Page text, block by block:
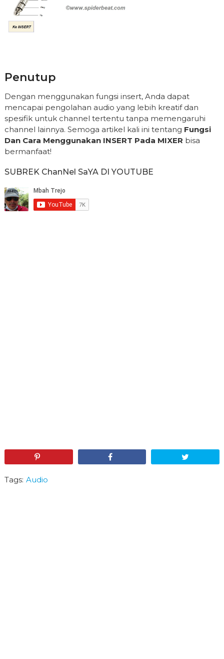
Penutup
Dengan menggunakan fungsi insert, Anda dapat
mencapai pengolahan audio yang lebih kreatif dan
spesifik untuk channel tertentu tanpa memengaruhi
channel lainnya. Semoga artikel kali ini tentang Fungsi
Dan Cara Menggunakan INSERT Pada MIXER bisa
bermanfaat!
SUBREK ChanNel SaYA DI YOUTUBE
Tags: Audio